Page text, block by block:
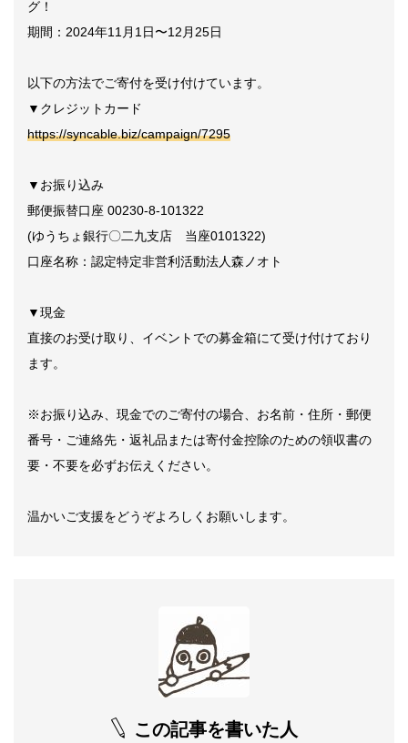
グ！
期間：2024年11月1日〜12月25日
以下の方法でご寄付を受け付けています。
▼クレジットカード
https://syncable.biz/campaign/7295
▼お振り込み
郵便振替口座 00230-8-101322
(ゆうちょ銀行〇二九支店 当座0101322)
口座名称：認定特定非営利活動法人森ノオト
▼現金
直接のお受け取り、イベントでの募金箱にて受け付けており
ます。
※お振り込み、現金でのご寄付の場合、お名前・住所・郵便
番号・ご連絡先・返礼品または寄付金控除のための領収書の
要・不要を必ずお伝えください。
温かいご支援をどうぞよろしくお願いします。
この記事を書いた人